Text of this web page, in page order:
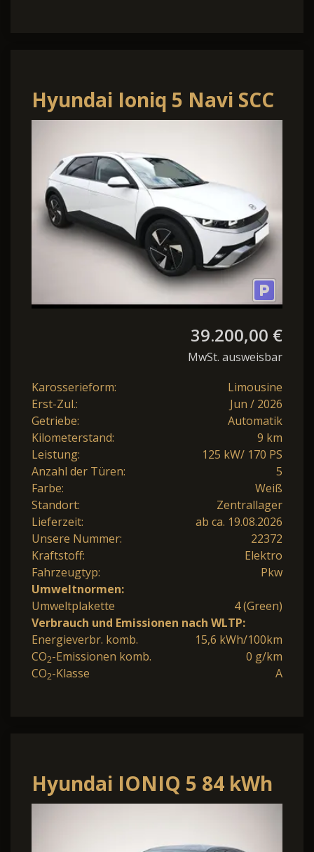
Hyundai Ioniq 5 Navi SCC
HBA 19Zoll Kamera
Keyless
39.200,00 €
MwSt. ausweisbar
Karosserieform:
Limousine
Erst-Zul.:
Jun / 2026
Getriebe:
Automatik
Kilometerstand:
9 km
Leistung:
125 kW/ 170 PS
Anzahl der Türen:
5
Farbe:
Weiß
Standort:
Zentrallager
Lieferzeit:
ab ca. 19.08.2026
Unsere Nummer:
22372
Kraftstoff:
Elektro
Fahrzeugtyp:
Pkw
Umweltnormen:
Umweltplakette
4 (Green)
Verbrauch und Emissionen nach WLTP:
Energieverbr. komb.
15,6 kWh/100km
CO2-Emissionen komb.
0 g/km
CO2-Klasse A
Hyundai IONIQ 5 84 kWh
4WD N Line X Sitzpaket